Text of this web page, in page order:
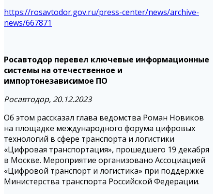
https://rosavtodor.gov.ru/press-center/news/archive-
news/667871
Росавтодор перевел ключевые информационные
системы на отечественное и
импортонезависимое ПО
Росавтодор, 20.12.2023
Об этом рассказал глава ведомства Роман Новиков
на площадке международного форума цифровых
технологий в сфере транспорта и логистики
«Цифровая транспортация», прошедшего 19 декабря
в Москве. Мероприятие организовано Ассоциацией
«Цифровой транспорт и логистика» при поддержке
Министерства транспорта Российской Федерации.